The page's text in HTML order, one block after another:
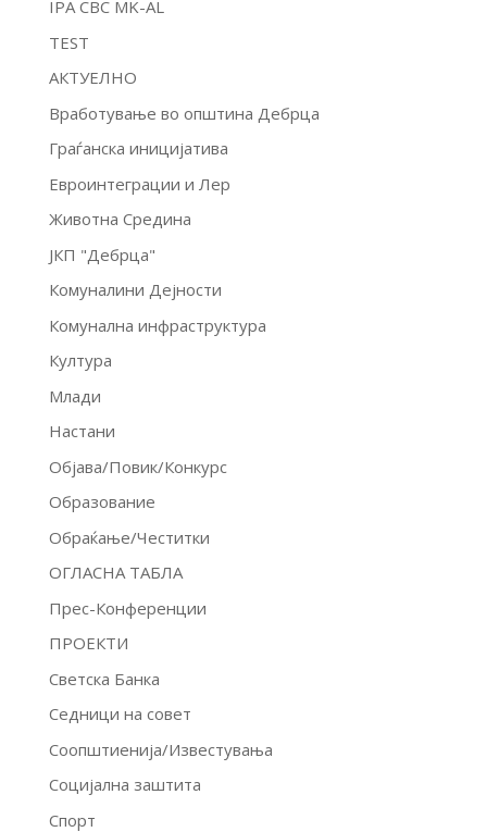
IPA CBC MK-AL
TEST
АКТУЕЛНО
Вработување во општина Дебрца
Граѓанска иницијатива
Евроинтеграции и Лер
Животна Средина
ЈКП "Дебрца"
Комуналини Дејности
Комунална инфраструктура
Култура
Млади
Настани
Објава/Повик/Конкурс
Образование
Обраќање/Честитки
ОГЛАСНА ТАБЛА
Прес-Конференции
ПРОЕКТИ
Светска Банка
Седници на совет
Соопштиенија/Известувања
Социјална заштита
Спорт